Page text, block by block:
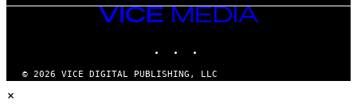
VICE
MEDIA
© 2026 VICE DIGITAL PUBLISHING, LLC
×